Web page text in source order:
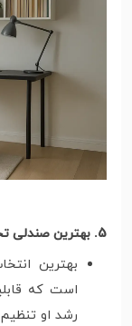
5. بهترین صندلی تحریر برای دانش آموزان کدام است؟
بهترین
است که
رشد او